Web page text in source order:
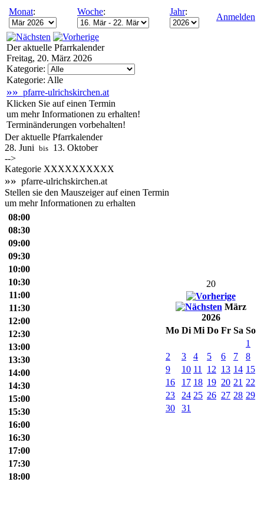
Monat: Woche: Jahr:
Anmelden
Der aktuelle Pfarrkalender
Freitag, 20. März 2026
Kategorie:
Kategorie: Alle
»» pfarre-ulrichskirchen.at
Klicken Sie auf einen Termin
um mehr Informationen zu erhalten!
Terminänderungen vorbehalten!
Der aktuelle Pfarrkalender
28. Juni
bis
13. Oktober
-->
Kategorie XXXXXXXXXX
»» pfarre-ulrichskirchen.at
Stellen sie den Mauszeiger auf einen Termin
um mehr Informationen zu erhalten
08:00
08:30
09:00
09:30
10:00
10:30
11:00
11:30
12:00
12:30
13:00
13:30
14:00
14:30
15:00
15:30
16:00
16:30
17:00
17:30
18:00
20
März
2026
Mo Di Mi Do Fr Sa So
1
2
3 4 5 6 7
8
9
10 11 12 13 14 15
16
17 18 19 20 21 22
23
24 25 26 27 28 29
30
31